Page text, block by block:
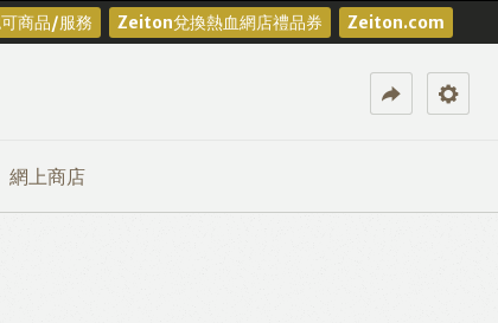
商品/服務 Zeiton兌換熱血網店禮品券 Zeiton.com
網上商店